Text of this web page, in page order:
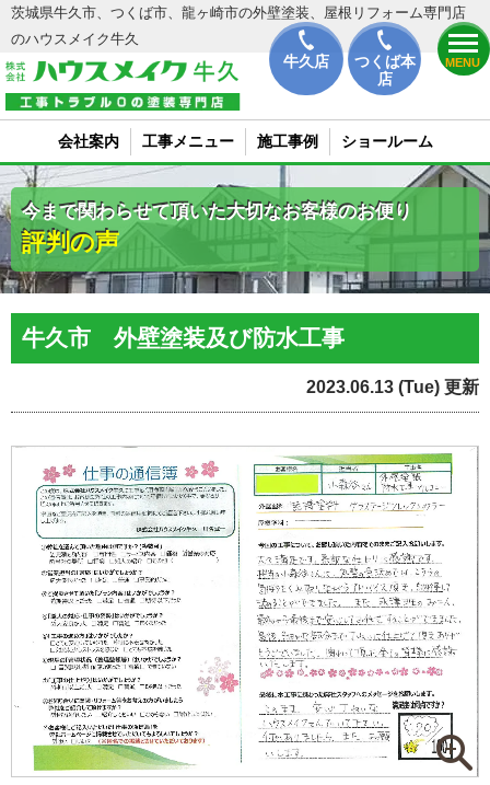
牛久店
つくば本
店
MENU
茨城県牛久市、つくば市、龍ヶ崎市の外壁塗装、屋根リフォーム専門店
のハウスメイク牛久
会社案内 工事メニュー 施工事例 ショールーム
今まで関わらせて頂いた大切なお客様のお便り
評判の声
牛久市 外壁塗装及び防水工事
2023.06.13 (Tue) 更新